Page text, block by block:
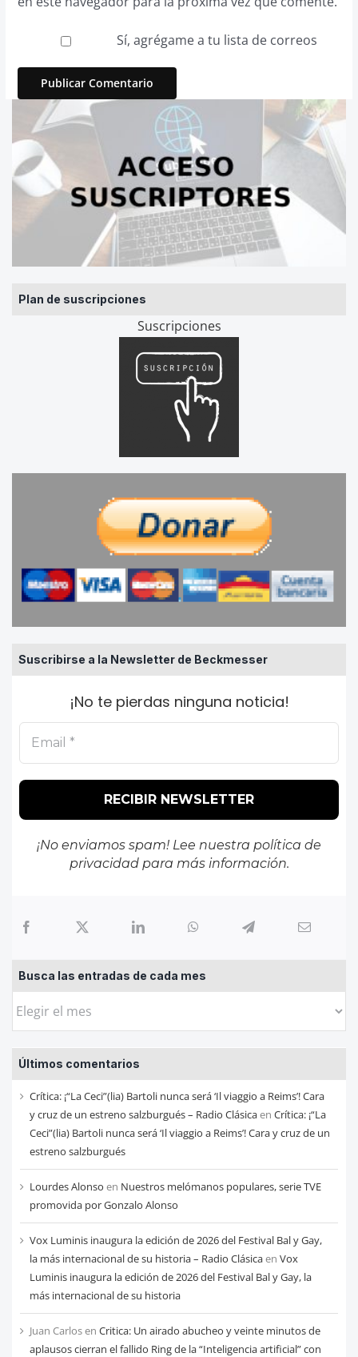
Plan de suscripciones
Suscripciones
Suscribirse a la Newsletter de Beckmesser
¡No te pierdas ninguna noticia!
¡No enviamos spam! Lee nuestra política de
privacidadpara más información.
Busca las entradas de cada mes
Busca
entradas
de
cada
mes
Últimos comentarios
Crítica: ¡“La Ceci”(lia) Bartoli nunca será ‘Il viaggio a Reims’! Cara
y cruz de un estreno salzburgués – Radio Clásicaen Crítica: ¡“La
Ceci”(lia) Bartoli nunca será ‘Il viaggio a Reims’! Cara y cruz de un
estreno salzburgués
Lourdes Alonso en Nuestros melómanos populares, serie TVE
promovida por Gonzalo Alonso
Vox Luminis inaugura la edición de 2026 del Festival Bal y Gay,
la más internacional de su historia – Radio Clásicaen Vox
Luminis inaugura la edición de 2026 del Festival Bal y Gay, la
más internacional de su historia
Juan Carlosen Critica: Un airado abucheo y veinte minutos de
aplausos cierran el fallido Ring de la “Inteligencia artificial” con
Sí, agrégame a tu lista de correos